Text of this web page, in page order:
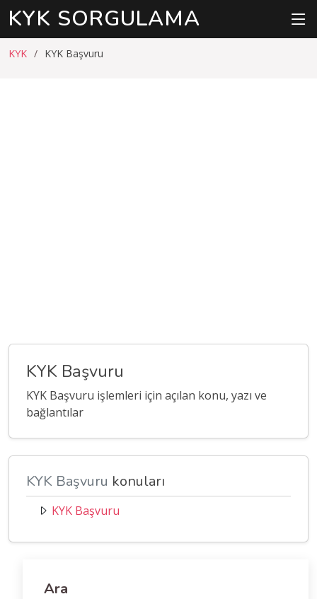
KYK SORGULAMA
KYK KYK Başvuru
KYK Başvuru
KYK Başvuru işlemleri için açılan konu, yazı ve
bağlantılar
KYK Başvuru konuları
KYK Başvuru
Ara